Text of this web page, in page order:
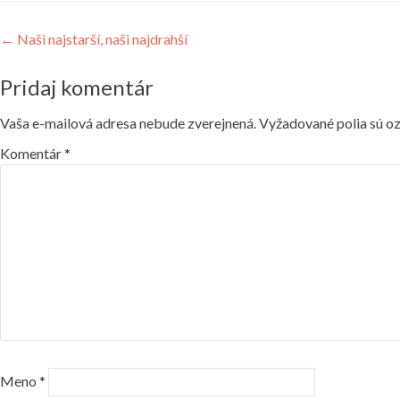
Navigácia
v
článku
← Naši najstarší, naši najdrahší
Pridaj komentár
Vaša e-mailová adresa nebude zverejnená.Vyžadované polia sú
Komentár*
Meno *